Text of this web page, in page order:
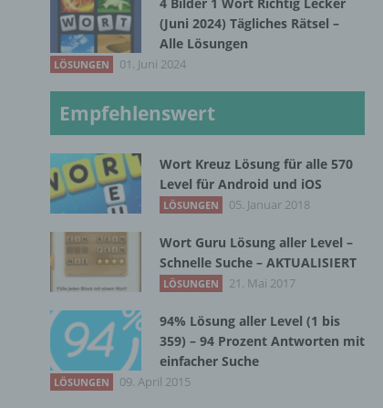
(Juni 2024) Tägliches Rätsel –
Alle Lösungen
LÖSUNGEN 01. Juni 2024
Empfehlenswert
Wort Kreuz Lösung für alle 570
Level für Android und iOS
LÖSUNGEN 05. Januar 2018
Wort Guru Lösung aller Level –
Schnelle Suche – AKTUALISIERT
LÖSUNGEN 21. Mai 2017
94% Lösung aller Level (1 bis
359) – 94 Prozent Antworten mit
einfacher Suche
LÖSUNGEN 09. April 2015